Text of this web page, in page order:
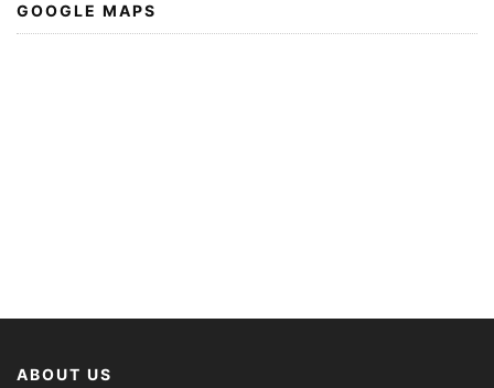
GOOGLE MAPS
ABOUT US